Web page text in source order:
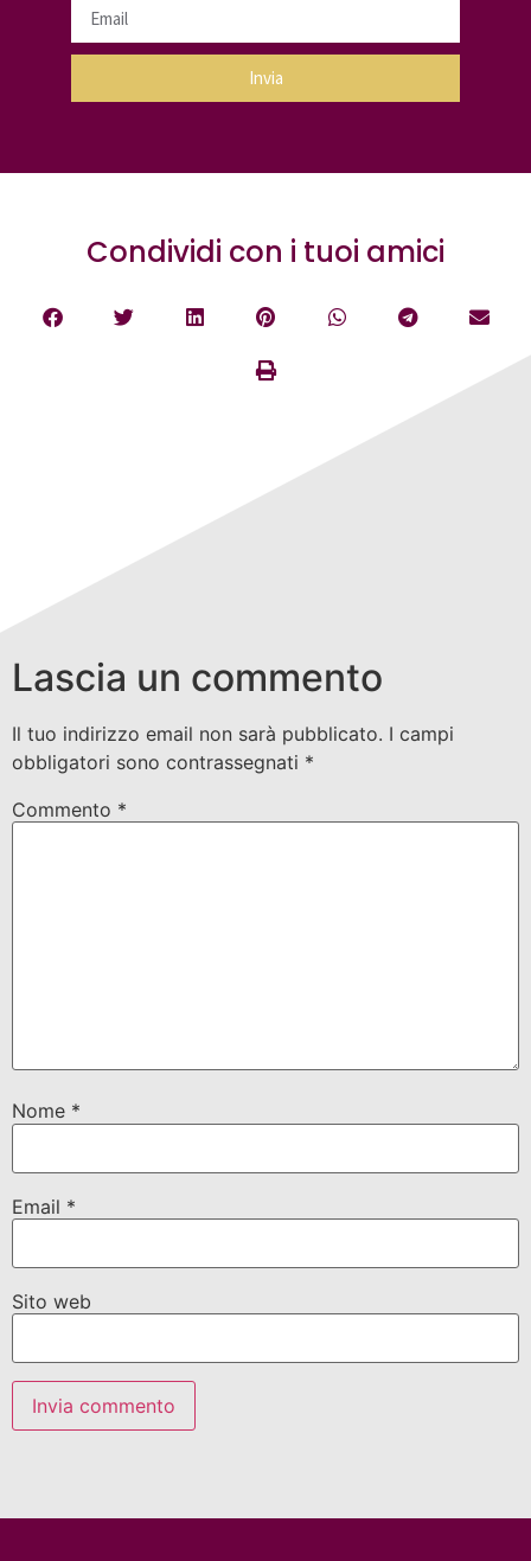
Invia
Condividi con i tuoi amici
Lascia un commento
Il tuo indirizzo email non sarà pubblicato. I campi
obbligatori sono contrassegnati *
Commento *
Nome *
Email *
Sito web